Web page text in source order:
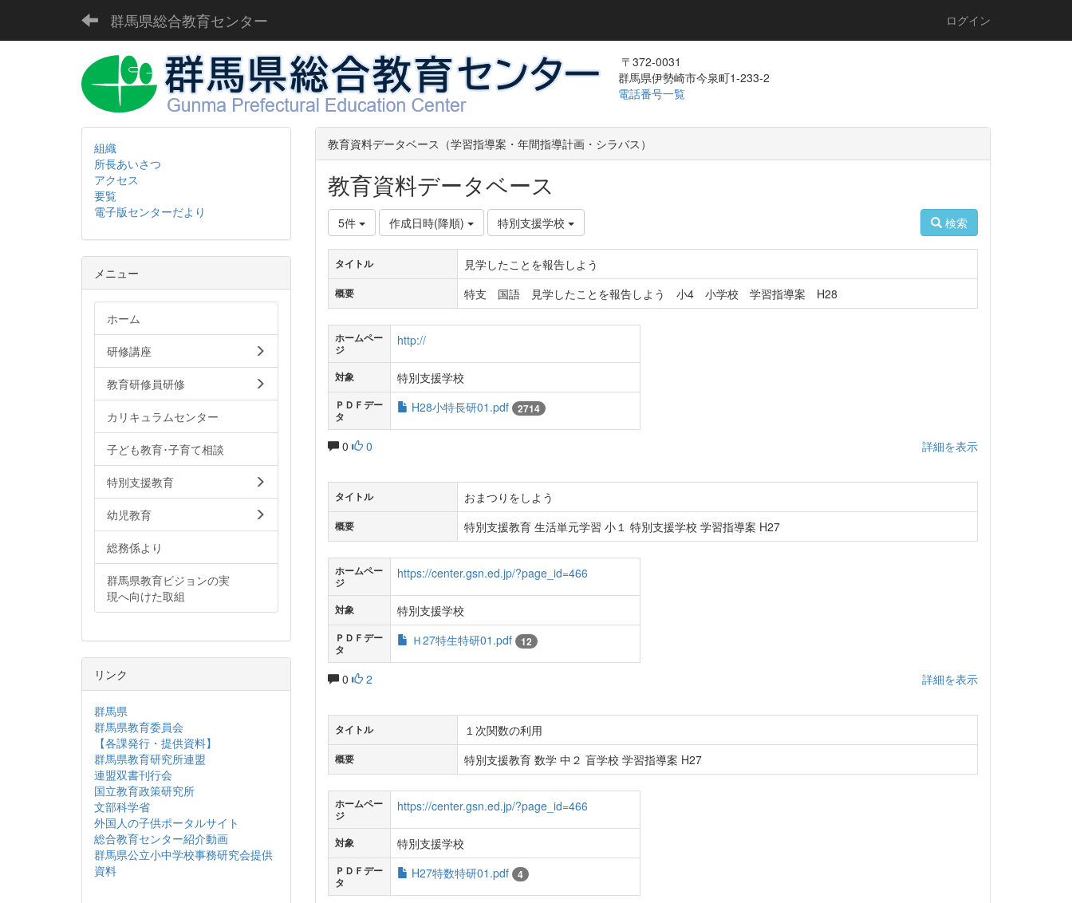
群馬県総合教育センター ログイン
〒372-0031
群馬県伊勢崎市今泉町1-233-2
電話番号一覧
教育資料データベース（学習指導案・年間指導計画・シラバス）
教育資料データベース
5件 作成日時(降順) 特別支援学校 検索
タイトル 見学したことを報告しよう
概要 特支 国語 見学したことを報告しよう 小4 小学校 学習指導案 H28
ホームペー
ジ
http://
対象 特別支援学校
ＰＤＦデー
タ
H28小特長研01.pdf 2714
0 0 詳細を表示
タイトル おまつりをしよう
概要 特別支援教育 生活単元学習 小１ 特別支援学校 学習指導案 H27
ホームペー
ジ
https://center.gsn.ed.jp/?page_id=466
対象 特別支援学校
ＰＤＦデー
タ
Ｈ27特生特研01.pdf 12
0 2 詳細を表示
タイトル １次関数の利用
概要 特別支援教育 数学 中２ 盲学校 学習指導案 H27
ホームペー
ジ
https://center.gsn.ed.jp/?page_id=466
対象 特別支援学校
ＰＤＦデー
タ
H27特数特研01.pdf 4
組織
所長あいさつ
アクセス
要覧
電子版センターだより
メニュー
ホーム
研修講座
教育研修員研修
カリキュラムセンター
子ども教育･子育て相談
特別支援教育
幼児教育
総務係より
群馬県教育ビジョンの実
現へ向けた取組
リンク
群馬県
群馬県教育委員会
【各課発行・提供資料】
群馬県教育研究所連盟
連盟双書刊行会
国立教育政策研究所
文部科学省
外国人の子供ポータルサイト
総合教育センター紹介動画
群馬県公立小中学校事務研究会提供
資料